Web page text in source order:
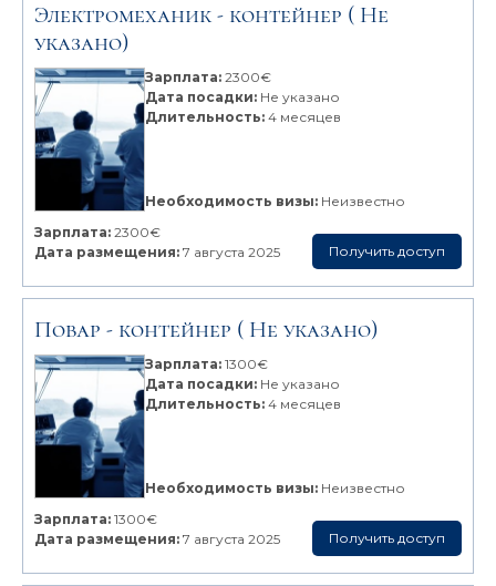
Электромеханик - контейнер ( Не
указано)
Зарплата: 2300€
Дата посадки: Не указано
Длительность: 4 месяцев
Необходимость визы: Неизвестно
Зарплата: 2300€
Дата размещения: 7 августа 2025 Получить доступ
Повар - контейнер ( Не указано)
Зарплата: 1300€
Дата посадки: Не указано
Длительность: 4 месяцев
Необходимость визы: Неизвестно
Зарплата: 1300€
Дата размещения: 7 августа 2025 Получить доступ